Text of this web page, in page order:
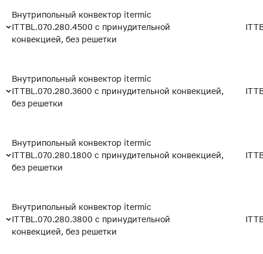
Внутрипольный конвектор itermic
ITTBL.070.280.4500 с принудительной
конвекцией, без решетки
Внутрипольный конвектор itermic
ITTBL.070.280.3600 с принудительной конвекцией,
без решетки
Внутрипольный конвектор itermic
ITTBL.070.280.1800 с принудительной конвекцией,
без решетки
Внутрипольный конвектор itermic
ITTBL.070.280.3800 с принудительной
конвекцией, без решетки